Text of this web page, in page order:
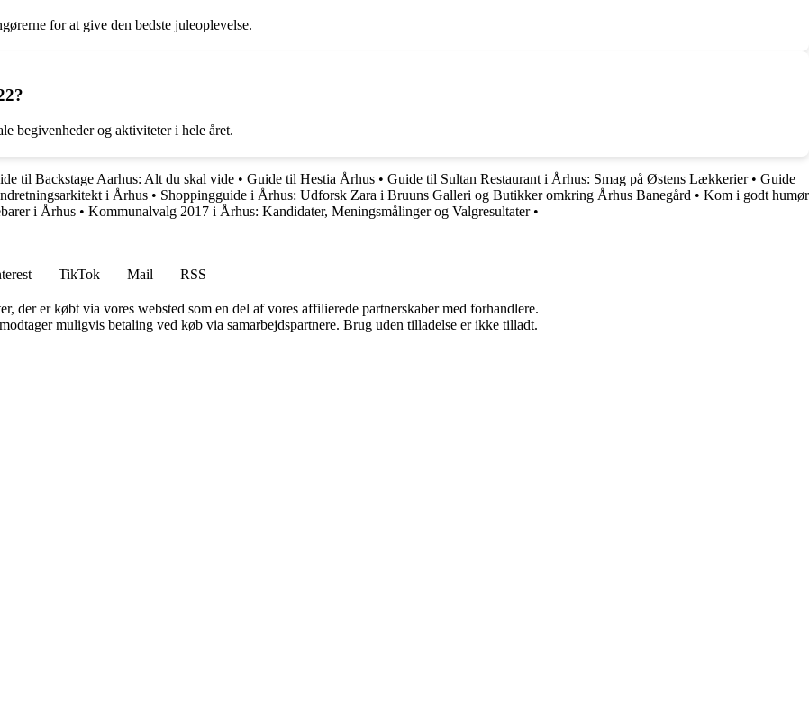
for at give den bedste juleoplevelse.
begivenheder og aktiviteter i hele året.
til Backstage Aarhus: Alt du skal vide • Guide til Hestia Århus • Guide til Sultan Restaurant i Århus: Smag på Østens Lækkerier• Guide
i Århus • Shoppingguide i Århus: Udforsk Zara i Bruuns Galleri og Butikker omkring Århus Banegård • Kom i godt humør
i Århus • Kommunalvalg 2017 i Århus: Kandidater, Meningsmålinger og Valgresultater•
TikTok Mail
RSS
der er købt via vores websted som en del af vores affilierede partnerskaber med forhandlere.
muligvis betaling ved køb via samarbejdspartnere. Brug uden tilladelse er ikke tilladt.